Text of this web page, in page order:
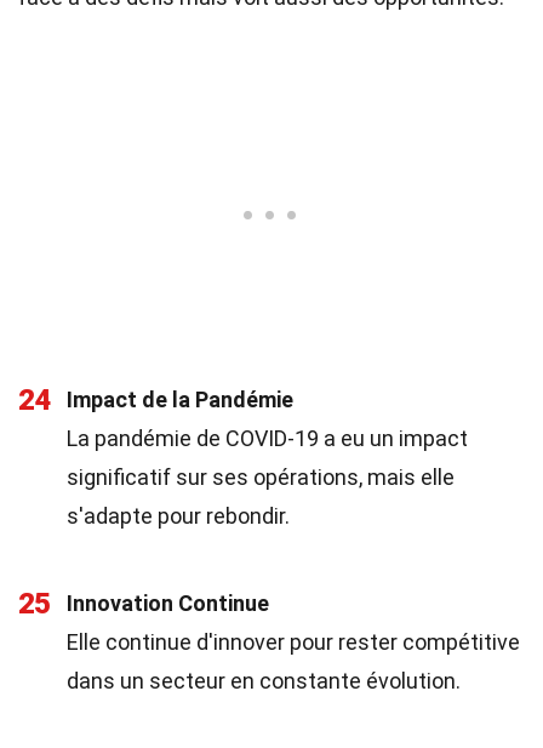
24
Impact de la Pandémie
La pandémie de COVID-19 a eu un impact
significatif sur ses opérations, mais elle
s'adapte pour rebondir.
25
Innovation Continue
Elle continue d'innover pour rester compétitive
dans un secteur en constante évolution.